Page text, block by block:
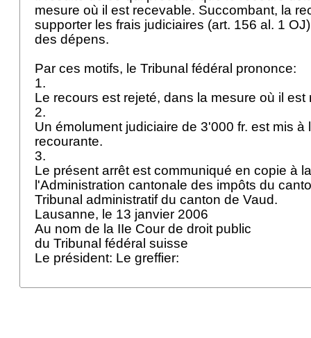
mesure où il est recevable. Succombant, la
supporter les frais judiciaires (art. 156 al. 1 OJ
des dépens.
Par ces motifs, le Tribunal fédéral prononce:
1.
Le recours est rejeté, dans la mesure où il
2.
Un émolument judiciaire de 3'000 fr. est mis à
recourante.
3.
Le présent arrêt est communiqué en copie à
l'Administration cantonale des impôts du
Tribunal administratif du canton de Vaud.
Lausanne, le 13 janvier 2006
Au nom de la IIe Cour de droit public
du Tribunal fédéral suisse
Le président: Le greffier: